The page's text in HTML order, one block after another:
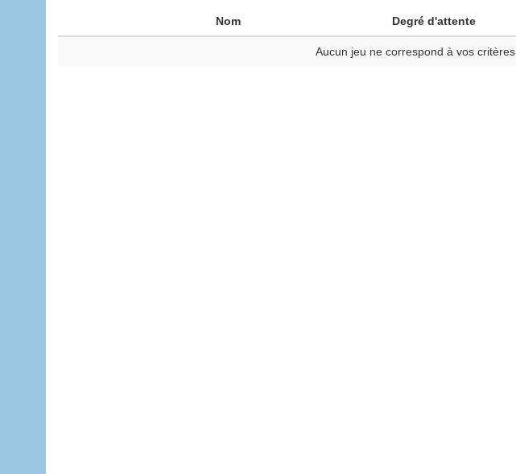
Nom Degré d'attente
Aucun jeu ne correspond à vos critères.